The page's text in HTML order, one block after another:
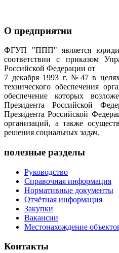
О предприятии
ФГУП "ППП" является
соответствии с приказом
Российской Федерации от
7 декабря 1993 г. №47 в
технического обеспечения
обеспечение которых
Президента Российской
Президента Российской
организаций, а также
решения социальных задач.
полезные разделы
Руководство
Справочная информация
Нормативные документы
Отчётная информация
Закупки
Вакансии
Местонахождение
Контакты